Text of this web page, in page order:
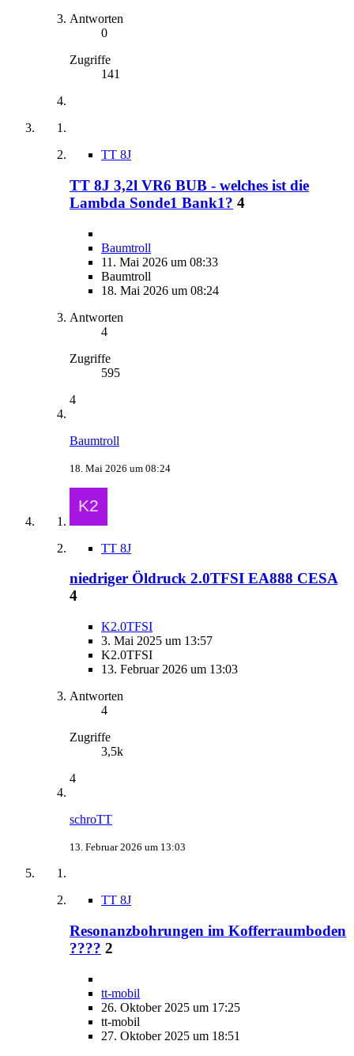
Antworten
0
Zugriffe
141
TT 8J
TT 8J 3,2l VR6 BUB - welches ist die
Lambda Sonde1 Bank1? 4
Baumtroll
11. Mai 2026 um 08:33
Baumtroll
18. Mai 2026 um 08:24
Antworten
4
Zugriffe
595
4
Baumtroll
18. Mai 2026 um 08:24
TT 8J
niedriger Öldruck 2.0TFSI EA888 CESA
4
K2.0TFSI
3. Mai 2025 um 13:57
K2.0TFSI
13. Februar 2026 um 13:03
Antworten
4
Zugriffe
3,5k
4
schroTT
13. Februar 2026 um 13:03
TT 8J
Resonanzbohrungen im Kofferraumboden
???? 2
tt-mobil
26. Oktober 2025 um 17:25
tt-mobil
27. Oktober 2025 um 18:51